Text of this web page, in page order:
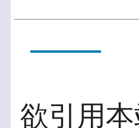
欲引用